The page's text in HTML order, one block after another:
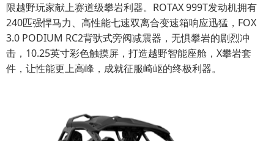
限越野玩家献上赛道级攀岩利器。ROTAX 999T发动机拥有
240匹强悍马力、高性能七速双离合变速箱响应迅猛，FOX
3.0 PODIUM RC2背驮式旁阀减震器，无惧攀岩的剧烈冲
击，10.25英寸彩色触摸屏，打造越野智能座舱，X攀岩套
件，让性能更上高峰，成就征服崎岖的终极利器。